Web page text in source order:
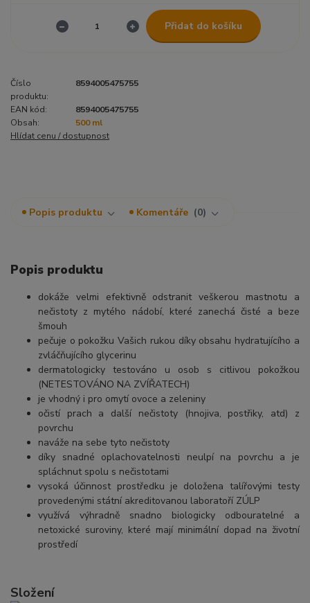
Přidat do košíku
Číslo
produktu:
8594005475755
EAN kód:
8594005475755
Obsah:
500 ml
Hlídat cenu / dostupnost
Popis produktu Komentáře 0
Popis produktu
dokáže velmi efektivně odstranit veškerou mastnotu a
nečistoty z mytého nádobí, které zanechá čisté a beze
šmouh
pečuje o pokožku Vašich rukou díky obsahu hydratujícího a
zvláčňujícího glycerinu
dermatologicky testováno u osob s citlivou pokožkou
(NETESTOVÁNO NA ZVÍŘATECH)
je vhodný i pro omytí ovoce a zeleniny
očistí prach a další nečistoty (hnojiva, postřiky, atd) z
povrchu
naváže na sebe tyto nečistoty
díky snadné oplachovatelnosti neulpí na povrchu a je
spláchnut spolu s nečistotami
vysoká účinnost prostředku je doložena talířovými testy
provedenými státní akreditovanou laboratoří ZÚLP
využívá výhradně snadno biologicky odbouratelné a
netoxické suroviny, které mají minimální dopad na životní
prostředí
Složení